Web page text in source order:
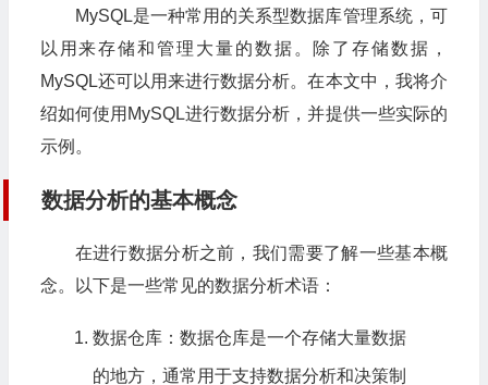
MySQL是一种常用的关系型数据库管理系统，可
以用来存储和管理大量的数据。除了存储数据，
MySQL还可以用来进行数据分析。在本文中，我将介
绍如何使用MySQL进行数据分析，并提供一些实际的
示例。
数据分析的基本概念
在进行数据分析之前，我们需要了解一些基本概
念。以下是一些常见的数据分析术语：
数据仓库：数据仓库是一个存储大量数据
的地方，通常用于支持数据分析和决策制